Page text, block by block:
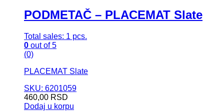
PODMETAČ – PLACEMAT Slate
Total sales: 1 pcs.
0 out of 5
(0)
PLACEMAT Slate
SKU: 6201059
460,00 RSD
Dodaj u korpu